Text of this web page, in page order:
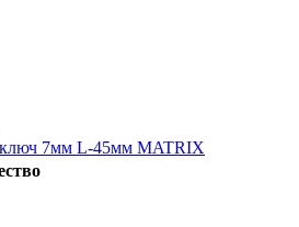
ключ 7мм L-45мм MATRIX